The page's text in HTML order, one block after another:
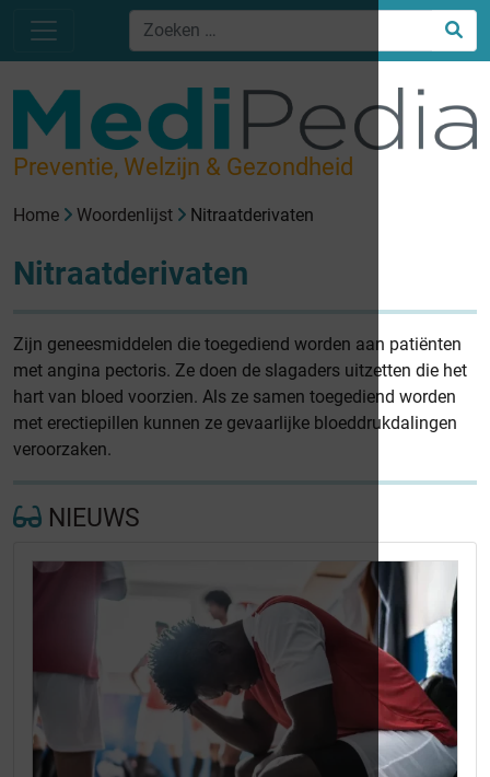
Preventie, Welzijn & Gezondheid
Home Woordenlijst Nitraatderivaten
Nitraatderivaten
Zijn geneesmiddelen die toegediend worden aan patiënten
met angina pectoris. Ze doen de slagaders uitzetten die het
hart van bloed voorzien. Als ze samen toegediend worden
met erectiepillen kunnen ze gevaarlijke bloeddrukdalingen
veroorzaken.
NIEUWS